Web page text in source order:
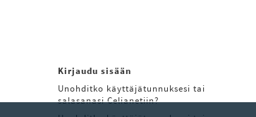
Kirjaudu sisään
Unohditko käyttäjätunnuksesi tai
salasanasi Celianetiin?